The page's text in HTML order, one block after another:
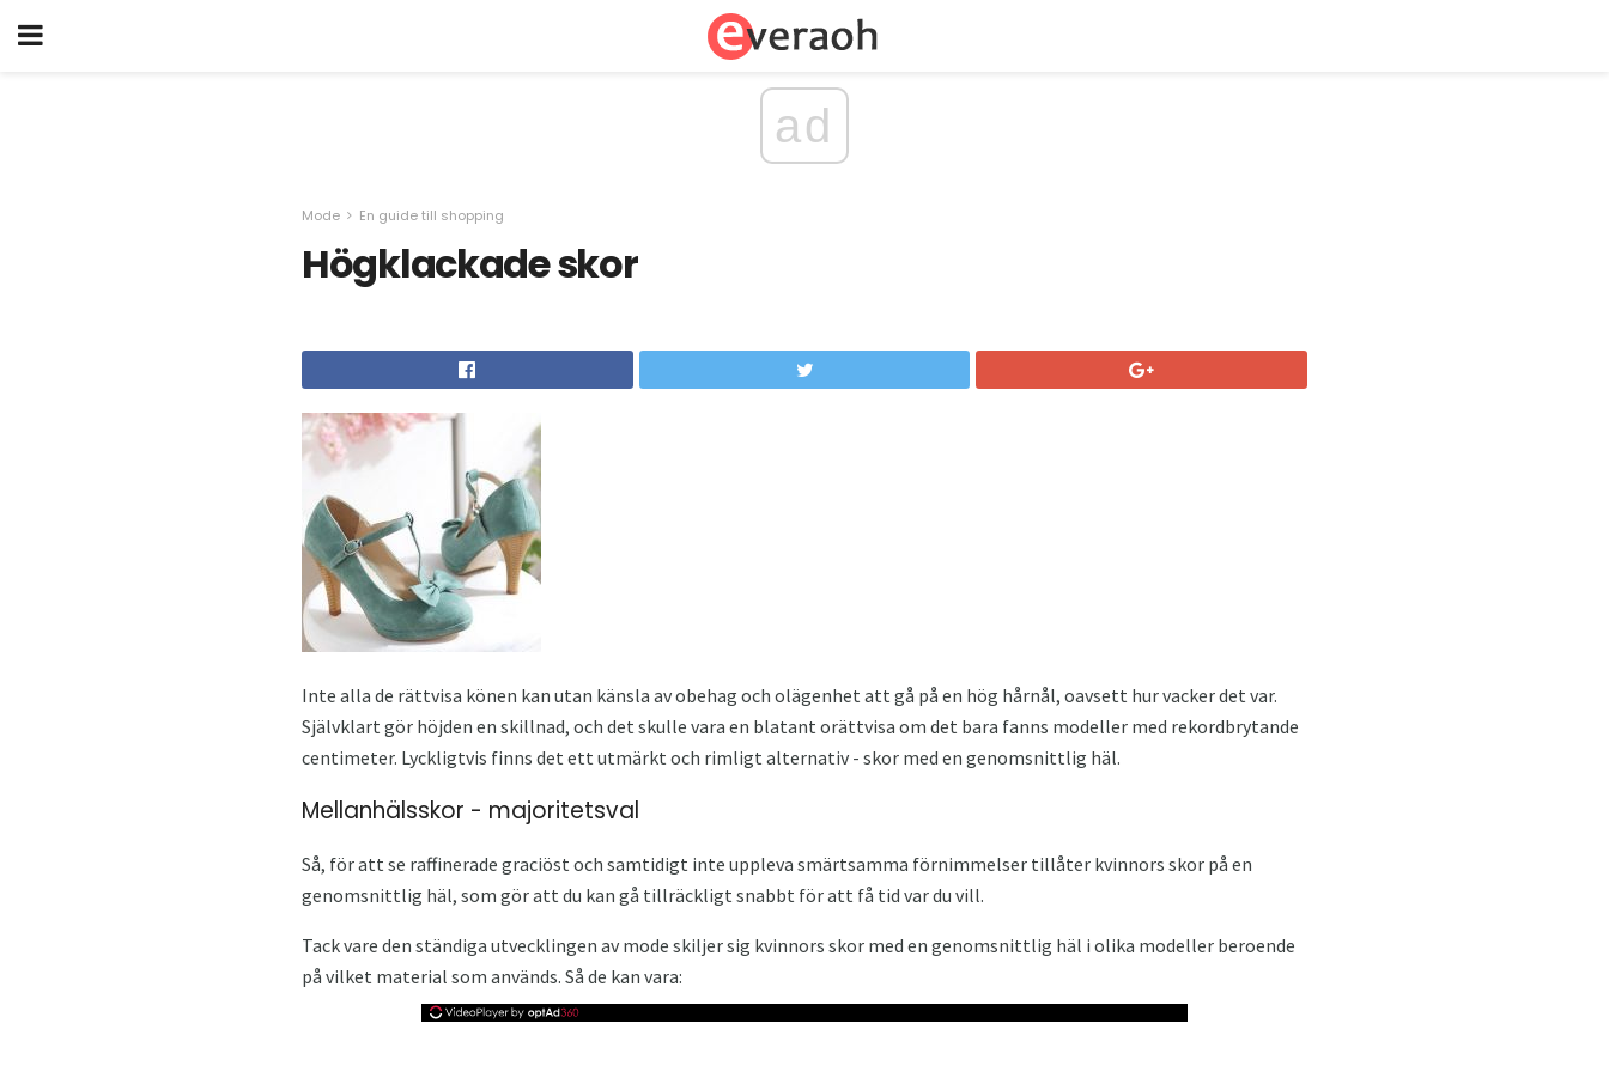
ad
Mode En guide till shopping
Högklackade skor
Inte alla de rättvisa könen kan utan känsla av obehag och olägenhet att gå på en hög hårnål, oavsett hur vacker det var.
Självklart gör höjden en skillnad, och det skulle vara en blatant orättvisa om det bara fanns modeller med rekordbrytande
centimeter. Lyckligtvis finns det ett utmärkt och rimligt alternativ - skor med en genomsnittlig häl.
Mellanhälsskor - majoritetsval
Så, för att se raffinerade graciöst och samtidigt inte uppleva smärtsamma förnimmelser tillåter kvinnors skor på en
genomsnittlig häl, som gör att du kan gå tillräckligt snabbt för att få tid var du vill.
Tack vare den ständiga utvecklingen av mode skiljer sig kvinnors skor med en genomsnittlig häl i olika modeller beroende
på vilket material som används. Så de kan vara: